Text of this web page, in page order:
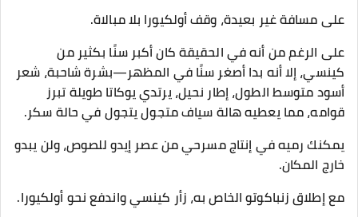
على مسافة غير بعيدة، وقف أولكيورا بلا مبالاة.
على الرغم من أنه في الحقيقة كان أكبر سنًا بكثير من
كينسي، إلا أنه بدا أصغر سنًا في المظهر—بشرة شاحبة، شعر
أسود متوسط الطول، إطار نحيل، يرتدي يوكاتا طويلة تبرز
قوامه، مما يعطيه هالة سياف متجول يتجول في حالة سكر.
يمكنك رميه في إنتاج مسرحي من عصر إيدو للصوص، ولن يبدو
خارج المكان.
مع إطلاق زنباكوتو الخاص به، زأر كينسي واندفع نحو أولكيورا.